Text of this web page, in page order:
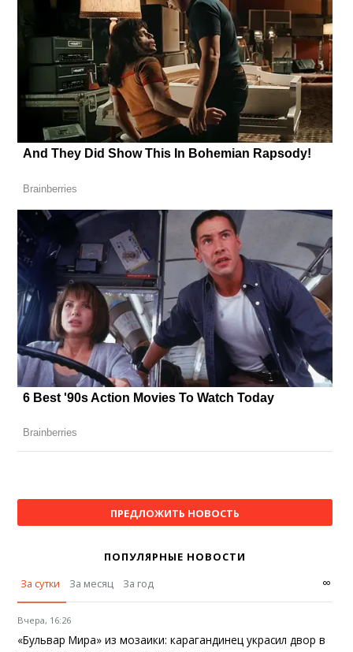
ПРЕДЛОЖИТЬ НОВОСТЬ
ПОПУЛЯРНЫЕ НОВОСТИ
За сутки
За месяц За год ∞
Вчера, 16:26
«Бульвар Мира» из мозаики: карагандинец украсил двор в